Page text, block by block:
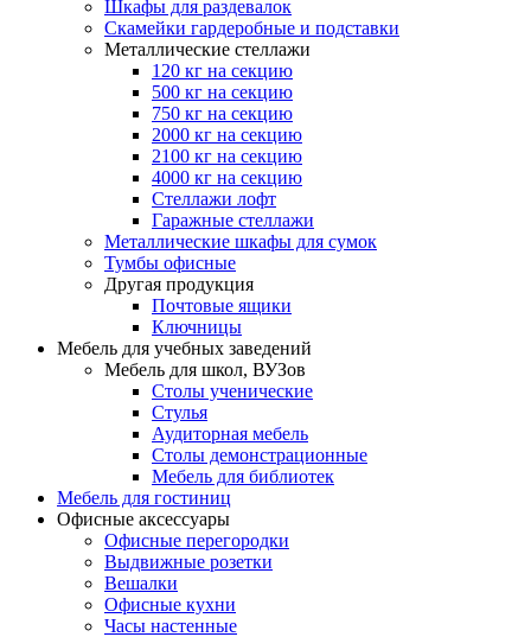
Шкафы для раздевалок
Скамейки гардеробные и подставки
Металлические стеллажи
120 кг на секцию
500 кг на секцию
750 кг на секцию
2000 кг на секцию
2100 кг на секцию
4000 кг на секцию
Стеллажи лофт
Гаражные стеллажи
Металлические шкафы для сумок
Тумбы офисные
Другая продукция
Почтовые ящики
Ключницы
Мебель для учебных заведений
Мебель для школ, ВУЗов
Столы ученические
Стулья
Аудиторная мебель
Столы демонстрационные
Мебель для библиотек
Мебель для гостиниц
Офисные аксессуары
Офисные перегородки
Выдвижные розетки
Вешалки
Офисные кухни
Часы настенные